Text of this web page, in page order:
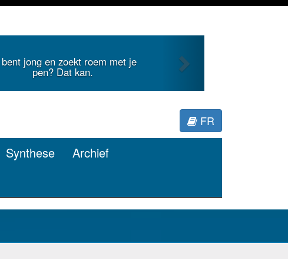
internationale literatuur voor
Minerva.
FR
Synthese
Archief